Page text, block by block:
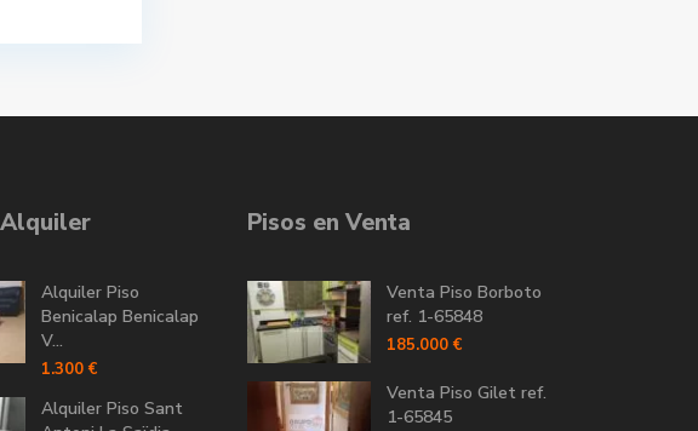
Alquiler Piso
Benicalap Benicalap
V...
1.300 €
Alquiler Piso Sant
Pisos en Venta
Venta Piso Borboto
ref. 1-65848
185.000 €
Venta Piso Gilet ref.
1-65845